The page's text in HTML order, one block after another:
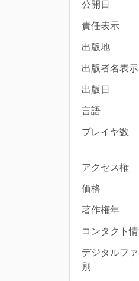
公開日
責任表示
出版地
出版者名表示
出版日
言語
プレイヤ数
アクセス権
価格
著作権年
コンタクト
デジタルフ
別